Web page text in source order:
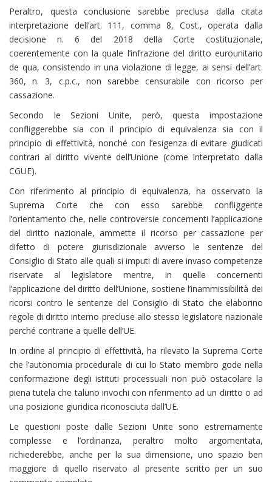
Peraltro, questa conclusione sarebbe preclusa dalla citata
interpretazione dell’art. 111, comma 8, Cost., operata dalla
decisione n. 6 del 2018 della Corte costituzionale,
coerentemente con la quale l’infrazione del diritto eurounitario
de qua, consistendo in una violazione di legge, ai sensi dell’art.
360, n. 3, c.p.c., non sarebbe censurabile con ricorso per
cassazione.
Secondo le Sezioni Unite, però, questa impostazione
confliggerebbe sia con il principio di equivalenza sia con il
principio di effettività, nonché con l’esigenza di evitare giudicati
contrari al diritto vivente dell’Unione (come interpretato dalla
CGUE).
Con riferimento al principio di equivalenza, ha osservato la
Suprema Corte che con esso sarebbe confliggente
l’orientamento che, nelle controversie concernenti l’applicazione
del diritto nazionale, ammette il ricorso per cassazione per
difetto di potere giurisdizionale avverso le sentenze del
Consiglio di Stato alle quali si imputi di avere invaso competenze
riservate al legislatore mentre, in quelle concernenti
l’applicazione del diritto dell’Unione, sostiene l’inammissibilità dei
ricorsi contro le sentenze del Consiglio di Stato che elaborino
regole di diritto interno precluse allo stesso legislatore nazionale
perché contrarie a quelle dell’UE.
In ordine al principio di effettività, ha rilevato la Suprema Corte
che l’autonomia procedurale di cui lo Stato membro gode nella
conformazione degli istituti processuali non può ostacolare la
piena tutela che taluno invochi con riferimento ad un diritto o ad
una posizione giuridica riconosciuta dall’UE.
Le questioni poste dalle Sezioni Unite sono estremamente
complesse e l’ordinanza, peraltro molto argomentata,
richiederebbe, anche per la sua dimensione, uno spazio ben
maggiore di quello riservato al presente scritto per un suo